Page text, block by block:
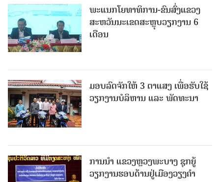
ພະແນກໂຍທາທິການ-ຂົນສົ່ງແຂວງ
ສະຫວັນນະເຂດສະຫຼຸບວຽກງານ 6
ເດືອນ
ມອບລົດຈັກໃຫ້ 3 ຕາແສງ ເພື່ອຮັບໃຊ້
ວຽກງານບໍລິຫານ ແລະ ພັດທະນາ
ການນຳ ແຂວງຫຼວງພະບາງ ຊຸກຍູ້
ວຽກງານຮອບດ້ານຢູ່ເມືອງວຽງຄໍາ